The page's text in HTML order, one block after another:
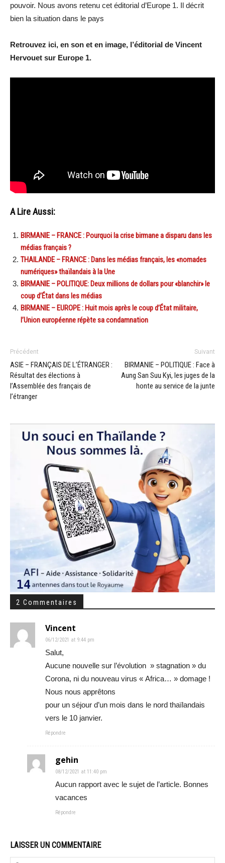
pouvoir. Nous avons retenu cet éditorial d’Europe 1. Il décrit
bien la situation dans le pays
Retrouvez ici, en son et en image, l’éditorial de Vincent
Hervouet sur Europe 1.
A Lire Aussi:
BIRMANIE – FRANCE : Pourquoi la crise birmane a disparu dans les
médias français ?
THAILANDE – FRANCE : Dans les médias français, les «nomades
numériques» thaïlandais à la Une
BIRMANIE – POLITIQUE: Deux millions de dollars pour «blanchir» le
coup d’État dans les médias
BIRMANIE – EUROPE : Huit mois après le coup d’État militaire,
l’Union européenne répète sa condamnation
Précédent
ASIE – FRANÇAIS DE L’ÉTRANGER :
Résultat des élections à
l’Assemblée des français de
l’étranger
Suivant
BIRMANIE – POLITIQUE : Face à
Aung San Suu Kyi, les juges de la
honte au service de la junte
2 Commentaires
Vincent
06/12/2021 at 9:44 pm
Salut,
Aucune nouvelle sur l’évolution » stagnation » du
Corona, ni du nouveau virus « Africa… » domage !
Nous nous apprêtons
pour un séjour d’un mois dans le nord thaïlandais
vers le 10 janvier.
Répondre
gehin
08/12/2021 at 11:40 pm
Aucun rapport avec le sujet de l’article. Bonnes
vacances
Répondre
LAISSER UN COMMENTAIRE